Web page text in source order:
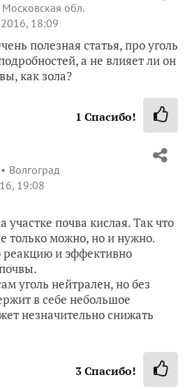
Московская обл.
18:09
полезная статья, про уголь
а не влияет ли он
как зола?
1 Спасибо!
Волгоград
19:08
участке почва кислая. Так что
только можно, но и нужно.
и эффективно
уголь нейтрален, но без
в себе небольшое
незначительно снижать
3Спасибо!